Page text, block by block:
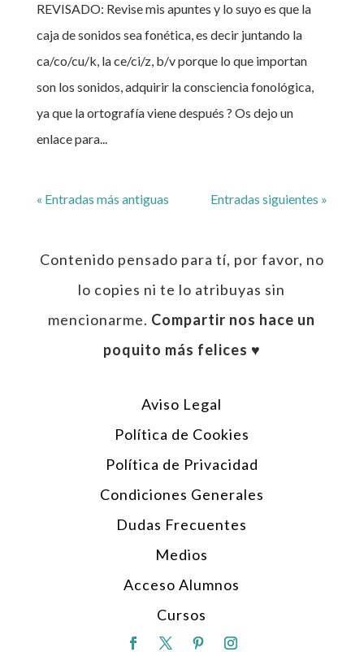
REVISADO: Revise mis apuntes y lo suyo es que la
caja de sonidos sea fonética, es decir juntando la
ca/co/cu/k, la ce/ci/z, b/v porque lo que importan
son los sonidos, adquirir la consciencia fonológica,
ya que la ortografía viene después ? Os dejo un
enlace para...
« Entradas más antiguas Entradas siguientes »
Contenido pensado para tí, por favor, no
lo copies ni te lo atribuyas sin
mencionarme. Compartir nos hace un
poquito más felices ♥︎
Aviso Legal
Política de Cookies
Política de Privacidad
Condiciones Generales
Dudas Frecuentes
Medios
Acceso Alumnos
Cursos